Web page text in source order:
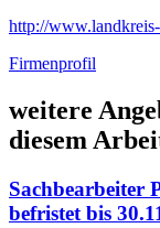
http://
Firmenprofil
weitere
diesem
Sachbearbeiter
befristet bis